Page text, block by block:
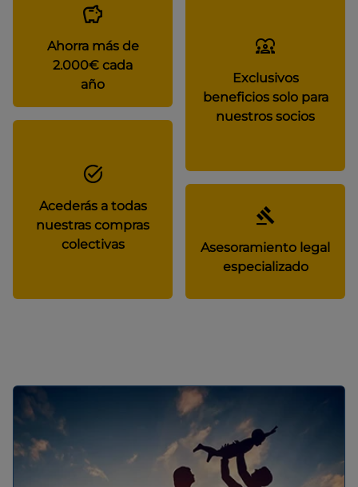
Ahorra más de
2.000€ cada
año
Exclusivos
beneficios solo para
nuestros socios
Acederás a todas
nuestras compras
colectivas
Asesoramiento legal
especializado